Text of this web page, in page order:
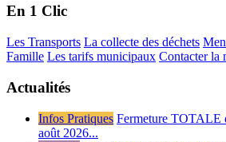
En 1 Clic
Les Transports La collecte des déchets
Famille Les tarifs municipaux Contacter la
Actualités
Infos Pratiques Fermeture TOTALE
août 2026...